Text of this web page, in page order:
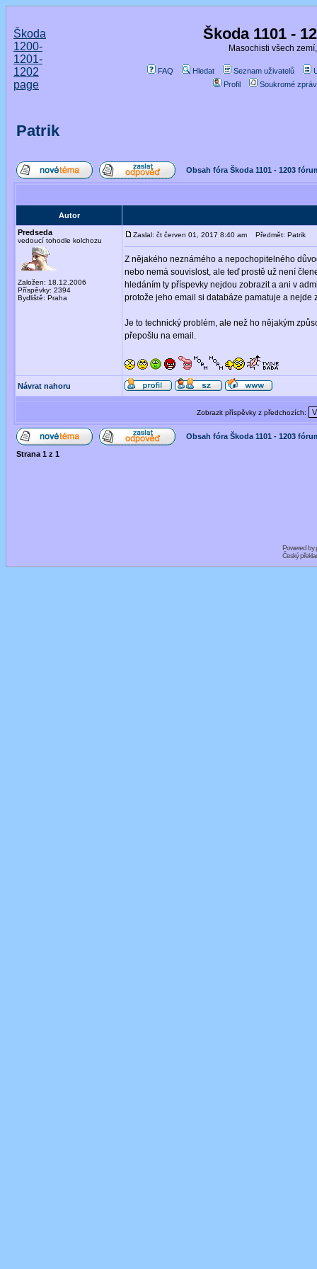
Škoda
1200-
1201-
1202
page
Škoda 1101 -
Masochisti všech
FAQ Hledat Seznam uživatelů
Profil
Soukromé
Patrik
Obsah fóra Škoda 1101 - 1203
Autor
Predseda
vedoucí tohodle kolchozu
Založen: 18.12.2006
Příspěvky: 2394
Bydliště: Praha
Zaslal: čt červen 01, 2017 8:40 am Předmět: Patrik
Z nějakého neznámého a nepochopitelného
nebo nemá souvislost, ale teď prostě už není
hledáním ty příspevky nejdou zobrazit a ani v
protože jeho email si databáze pamatuje a nejde
Je to technický problém, ale než ho nějakým
přepošlu na email.
Návrat nahoru
Zobrazit příspěvky z předchozích:
Obsah fóra Škoda 1101 - 1203
Strana 1 z 1
Powered by
Český